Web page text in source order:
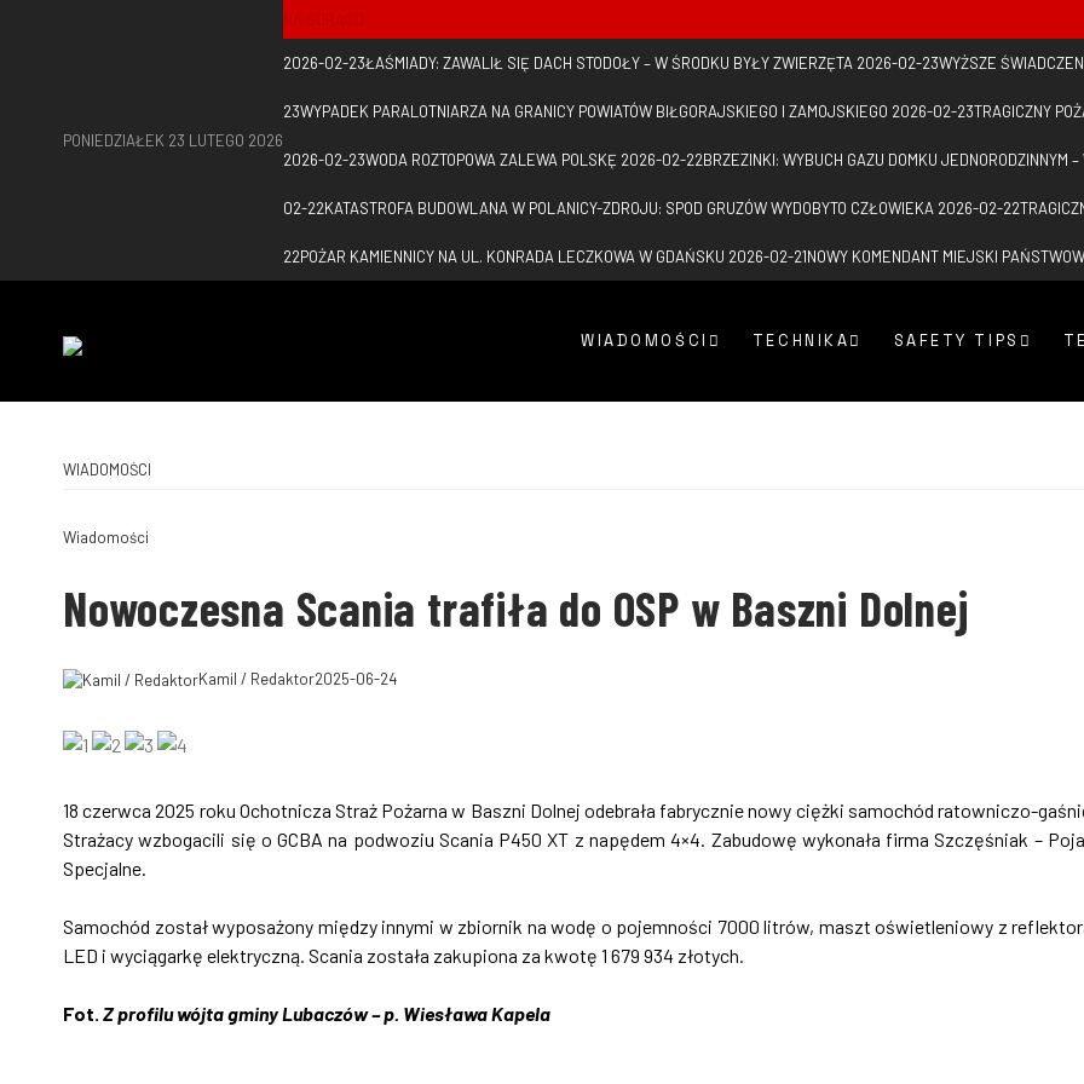
PONIEDZIAŁEK 23 LUTEGO 2026
NA GORĄCO
2026-02-23ŁAŚMIADY: ZAWALIŁ SIĘ DACH STODOŁY – W ŚRODKU BYŁY ZWIERZĘTA 2026-02-23WYŻSZE
23WYPADEK PARALOTNIARZA NA GRANICY POWIATÓW BIŁGORAJSKIEGO I ZAMOJSKIEGO 2026-02-23TRAGICZNY
2026-02-23WODA ROZTOPOWA ZALEWA POLSKĘ 2026-02-22BRZEZINKI: WYBUCH GAZU DOMKU JEDNORODZINNYM
02-22KATASTROFA BUDOWLANA W POLANICY-ZDROJU: SPOD GRUZÓW WYDOBYTO CZŁOWIEKA 2026-02-22
22POŻAR KAMIENNICY NA UL. KONRADA LECZKOWA W GDAŃSKU 2026-02-21NOWY KOMENDANT MIEJSKI
WIADOMOŚCI TECHNIKA SAFETY TIPS
WIADOMOŚCI
Wiadomości
Nowoczesna Scania trafiła do OSP w Baszni Dolnej
Kamil / Redaktor2025-06-24
18 czerwca 2025 roku Ochotnicza Straż Pożarna w Baszni Dolnej odebrała fabrycznie nowy ciężki samochód ratowniczo-
Strażacy wzbogacili się o GCBA na podwoziu Scania P450 XT z napędem 4×4. Zabudowę wykonała firma Szczęśniak –
Specjalne.
Samochód został wyposażony między innymi w zbiornik na wodę o pojemności 7000 litrów, maszt oświetleniowy z
LED i wyciągarkę elektryczną. Scania została zakupiona za kwotę 1 679 934 złotych.
Fot. Z profilu wójta gminy Lubaczów – p. Wiesława Kapela